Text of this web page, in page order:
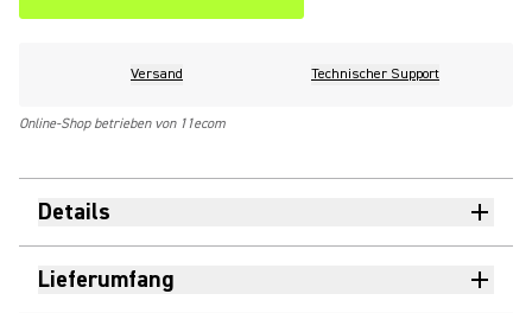
Versand Technischer Support
Online-Shop betrieben von 11ecom
Details
Lieferumfang